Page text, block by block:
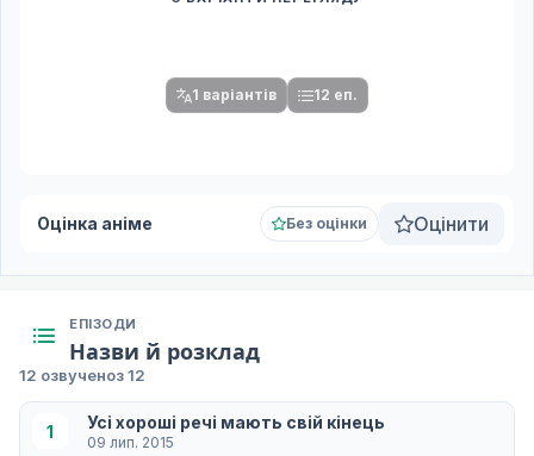
1 варіантів 12 еп.
Оцінка аніме Без оцінки Оцінити
ЕПІЗОДИ
Назви й розклад
12 озвученоз 12
1 Усі хороші речі мають свій кінець
09 лип. 2015